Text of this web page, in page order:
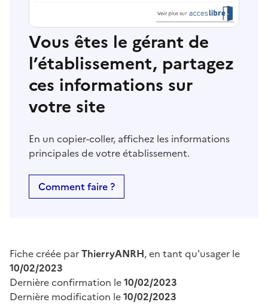
Vous êtes le gérant de
l’établissement, partagez
ces informations sur
votre site
En un copier-coller, affichez les informations
principales de votre établissement.
Comment faire ?
Fiche créée parThierryANRH, en tant qu'usager le
10/02/2023
Dernière confirmation le10/02/2023
Dernière modification le10/02/2023